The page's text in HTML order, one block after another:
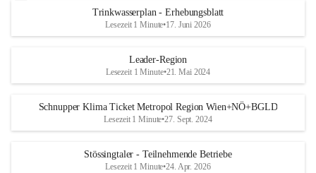
Trinkwasserplan - Erhebungsblatt
Lesezeit 1 Minute•17. Juni 2026
Leader-Region
Lesezeit 1 Minute•21. Mai 2024
Schnupper Klima Ticket Metropol Region Wien+NÖ+BGLD
Lesezeit 1 Minute•27. Sept. 2024
Stössingtaler - Teilnehmende Betriebe
Lesezeit 1 Minute•24. Apr. 2026